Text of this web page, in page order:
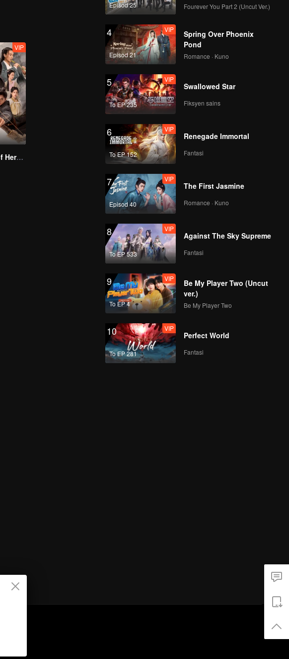
VIP
The Legend of Heroes
Episod 25 Fourever You Part 2 (Uncut Ver.)
4
Episod 21
VIP
Spring Over Phoenix
Pond
Romance · Kuno
5
To EP 235
VIP
Swallowed Star
Fiksyen sains
6
To EP 152
VIP
Renegade Immortal
Fantasi
7
Episod 40
VIP
The First Jasmine
Romance · Kuno
8
To EP 533
VIP
Against The Sky Supreme
Fantasi
9
To EP 4
VIP
Be My Player Two (Uncut
ver.)
Be My Player Two
10
To EP 281
VIP
Perfect World
Fantasi